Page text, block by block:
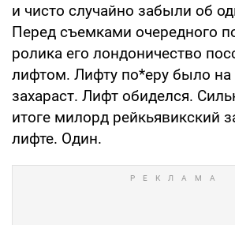
и чисто случайно забыли об
Перед съемками очередного
ролика его лондоничество
лифтом. Лифту по*еру было на
захараст. Лифт обиделся.
итоге милорд рейкьявикский
лифте. Один.